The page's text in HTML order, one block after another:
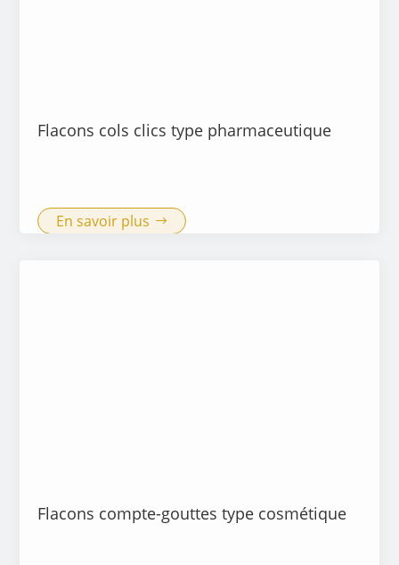
Flacons cols clics type pharmaceutique
En savoir plus
Flacons compte-gouttes type cosmétique